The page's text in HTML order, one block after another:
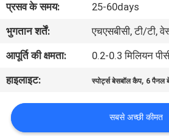
संपर्क
करें
समाचार
मामलों
प्रसव के समय:
25-60days
भुगतान शर्तें:
एचएसबीसी, टी/टी,
आपूर्ति की क्षमता:
0.2-0.3 मिलियन
हाइलाइट:
स्पोर्ट्स बेसबॉल कैप, 6 पैनल
सबसे अच्छी कीमत